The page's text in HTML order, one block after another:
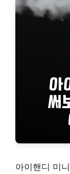
아이핸디 미